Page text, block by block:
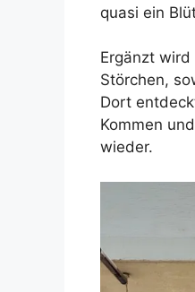
quasi ein
Ergänzt
Störchen,
Dort
Kommen
wieder.